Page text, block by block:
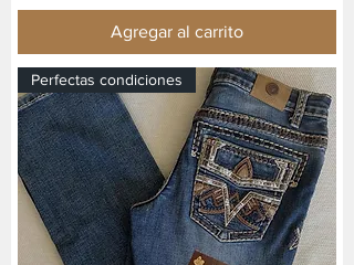
Agregar al carrito
Perfectas condiciones